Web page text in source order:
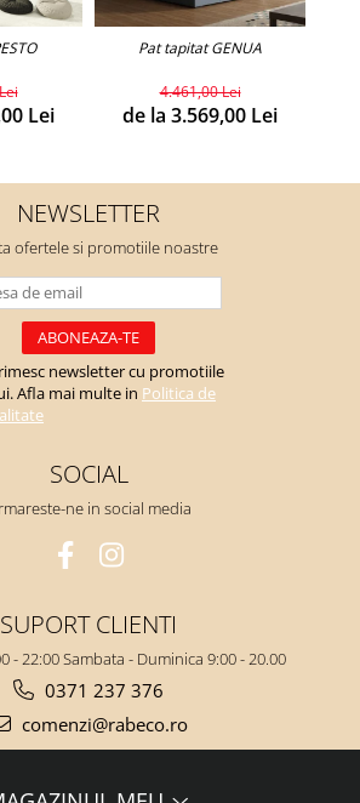
Lei
Pat tapitat GENUA
4.461,00 Lei
de la 3.569,00 Lei
NEWSLETTER
ofertele si promotiile noastre
newsletter cu promotiile
Afla mai multe in Politica de
SOCIAL
ne in social media
SUPORT CLIENTI
- 22:00 Sambata - Duminica 9:00 - 20.00
0371 237 376
comenzi@rabeco.ro